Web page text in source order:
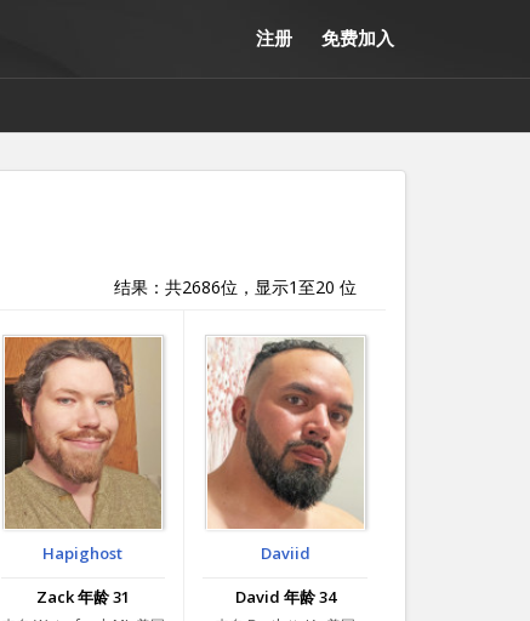
注册 免费加入
结果：共2686位，显示1至20 位
Hapighost
Zack 年龄 31
Daviid
David 年龄 34